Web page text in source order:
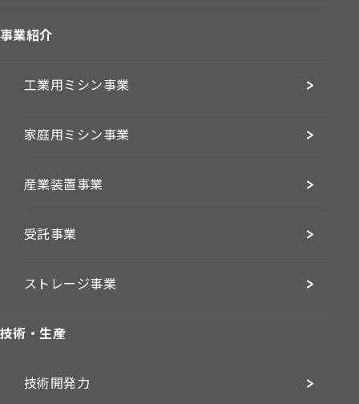
事業紹介
工業用ミシン事業
家庭用ミシン事業
産業装置事業
受託事業
ストレージ事業
技術・生産
技術開発力